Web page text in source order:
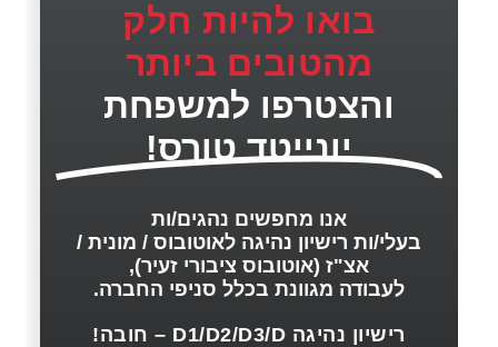
בואו להיות חלק
מהטובים ביותר
והצטרפו למשפחת
יונייטד טורס!
אנו מחפשים נהגים/ות
בעלי/ות רישיון נהיגה לאוטובוס / מונית /
אצ"ז (אוטובוס ציבורי זעיר),
לעבודה מגוונת בכלל סניפי החברה.
רישיון נהיגה D1/D2/D3/D – חובה!